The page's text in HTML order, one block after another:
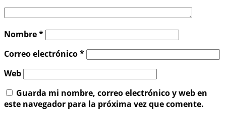
Nombre*
Correo electrónico*
Web
Guarda mi nombre, correo electrónico y web en
este navegador para la próxima vez que comente.